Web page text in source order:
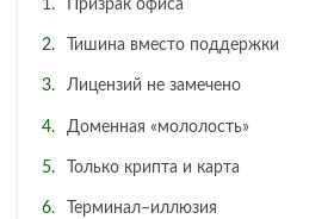
Призрак офиса
Тишина вместо поддержки
Лицензий не замечено
Доменная «мололость»
Только крипта и карта
Терминал–иллюзия